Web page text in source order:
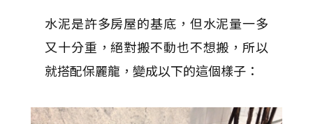
水泥是許多房屋的基底，但水泥量一多
又十分重，絕對搬不動也不想搬，所以
就搭配保麗龍，變成以下的這個樣子：